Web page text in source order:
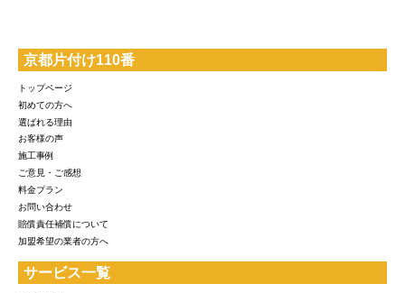
京都片付け110番
トップページ
初めての方へ
選ばれる理由
お客様の声
施工事例
ご意見・ご感想
料金プラン
お問い合わせ
賠償責任補償について
加盟希望の業者の方へ
サービス一覧